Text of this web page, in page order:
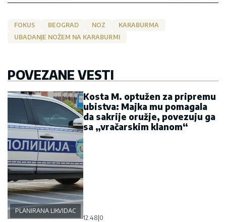
FOKUS BEOGRAD NOZ
KARABURMA
UBADANJE NOŽEM NA KARABURMI
POVEZANE VESTI
PLANIRANA LIKVIDACIJA U BEOGRADU
Kosta M. optužen za pripremu
ubistva: Majka mu pomagala
da sakrije oružje, povezuju ga
sa „vračarskim klanom“
12:48 0